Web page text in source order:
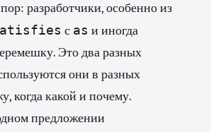
разработчики, особенно из
с as и иногда
Это два разных
они в разных
когда какой и почему.
предложении